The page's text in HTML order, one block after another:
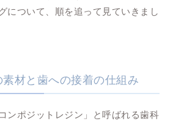
について、順を追って見ていきまし
材と歯への接着の仕組み
ンポジットレジン」と呼ばれる歯科